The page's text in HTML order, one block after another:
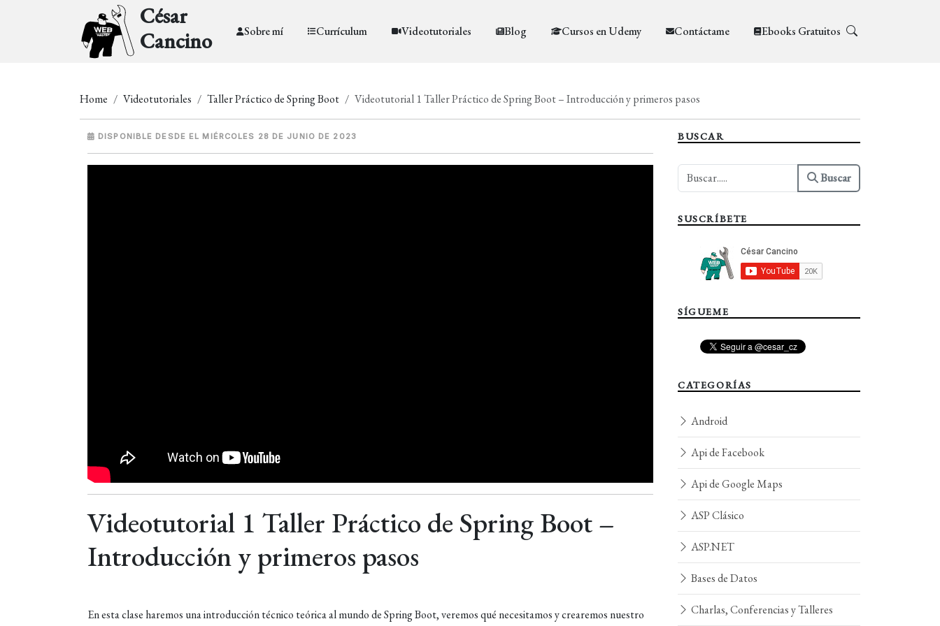
César
Cancino
Sobre mí Currículum Videotutoriales Blog Cursos en Udemy Contáctame Ebooks Gratuitos
Home Videotutoriales Taller Práctico de Spring Boot Videotutorial 1 Taller Práctico de Spring Boot – Introducción y primeros pasos
DISPONIBLE DESDE EL MIÉRCOLES 28 DE JUNIO DE 2023
Videotutorial 1 Taller Práctico de Spring Boot –
Introducción y primeros pasos
En esta clase haremos una introducción técnico teórica al mundo de Spring Boot, veremos qué necesitamos y crearemos nuestro
BUSCAR
Buscar
SUSCRÍBETE
SÍGUEME
CATEGORÍAS
Android
Api de Facebook
Api de Google Maps
ASP Clásico
ASP.NET
Bases de Datos
Charlas, Conferencias y Talleres